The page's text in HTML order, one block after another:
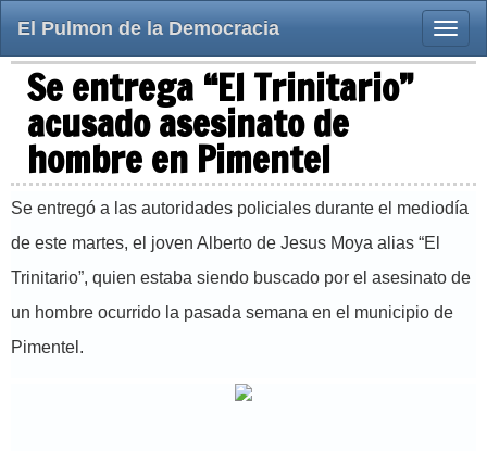
Toggle
El Pulmon de la Democracia
Se entrega “El Trinitario”
acusado asesinato de
hombre en Pimentel
Se entregó a las autoridades policiales durante el mediodía
de este martes, el joven Alberto de Jesus Moya alias “El
Trinitario”, quien estaba siendo buscado por el asesinato de
un hombre ocurrido la pasada semana en el municipio de
Pimentel.